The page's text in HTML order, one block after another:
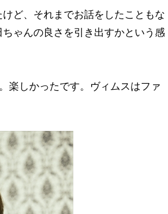
ど、それまでお話をしたこともな
ゃんの良さを引き出すかという感
楽しかったです。ヴィムスはファ